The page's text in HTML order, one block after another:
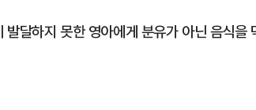
달하지 못한 영아에게 분유가 아닌 음식을